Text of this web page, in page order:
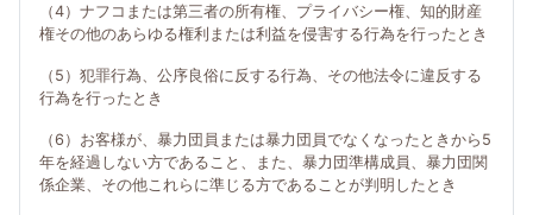
（4）ナフコまたは第三者の所有権、プライバシー権、知的財産
権その他のあらゆる権利または利益を侵害する行為を行ったとき
（5）犯罪行為、公序良俗に反する行為、その他法令に違反する
行為を行ったとき
（6）お客様が、暴力団員または暴力団員でなくなったときから5
年を経過しない方であること、また、暴力団準構成員、暴力団関
係企業、その他これらに準じる方であることが判明したとき